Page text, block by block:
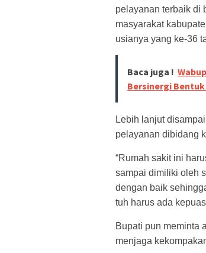
pelayanan terbaik di
masyarakat
usianya yang ke-36
Baca juga !
Bersinergi
Lebih lanjut
pelayanan dibidang
“Rumah sakit ini
sampai dimiliki oleh
dengan baik
tuh harus ada
Bupati pun meminta
menjaga